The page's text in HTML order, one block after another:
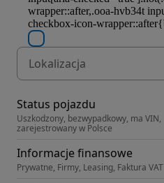
Lokalizacja
Status pojazdu
Uszkodzony, bezwypadkowy, ma VIN,
zarejestrowany w Polsce
Informacje finansowe
Prywatne, Firmy, Leasing, Faktura VAT